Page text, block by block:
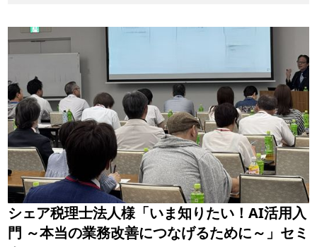
シェア税理士法人様「いま知りたい！AI活用入
門 ～本当の業務改善につなげるために～」セミ